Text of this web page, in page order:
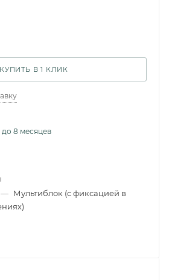
КУПИТЬ В 1 КЛИК
до 8 месяцев
— Мультиблок (с фиксацией в